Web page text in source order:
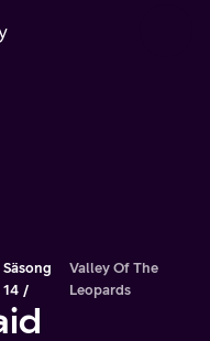
Säsong
14
Valley Of The
Leopards